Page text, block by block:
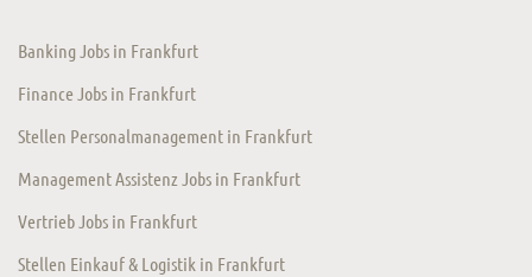
Banking Jobs in Frankfurt
Finance Jobs in Frankfurt
Stellen Personalmanagement in Frankfurt
Management Assistenz Jobs in Frankfurt
Vertrieb Jobs in Frankfurt
Stellen Einkauf & Logistik in Frankfurt